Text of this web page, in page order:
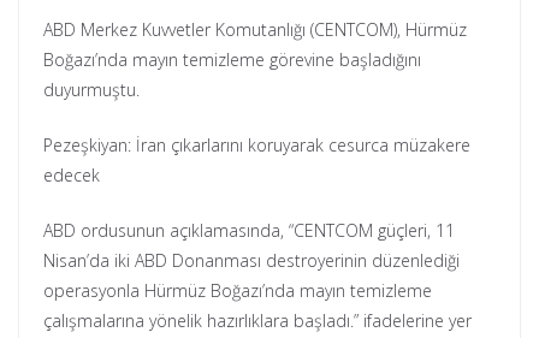
ABD Merkez Kuvvetler Komutanlığı (CENTCOM), Hürmüz
Boğazı’nda mayın temizleme görevine başladığını
duyurmuştu.
Pezeşkiyan: İran çıkarlarını koruyarak cesurca müzakere
edecek
ABD ordusunun açıklamasında, “CENTCOM güçleri, 11
Nisan’da iki ABD Donanması destroyerinin düzenlediği
operasyonla Hürmüz Boğazı’nda mayın temizleme
çalışmalarına yönelik hazırlıklara başladı.” ifadelerine yer